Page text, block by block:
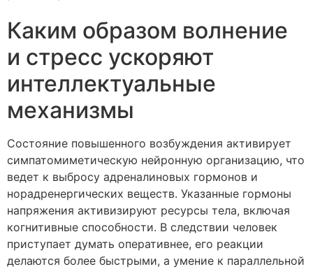
Каким образом волнение
и стресс ускоряют
интеллектуальные
механизмы
Состояние повышенного возбуждения активирует
симпатомиметическую нейронную организацию, что
ведет к выбросу адреналиновых гормонов и
норадренергических веществ. Указанные гормоны
напряжения активизируют ресурсы тела, включая
когнитивные способности. В следствии человек
приступает думать оперативнее, его реакции
делаются более быстрыми, а умение к параллельной